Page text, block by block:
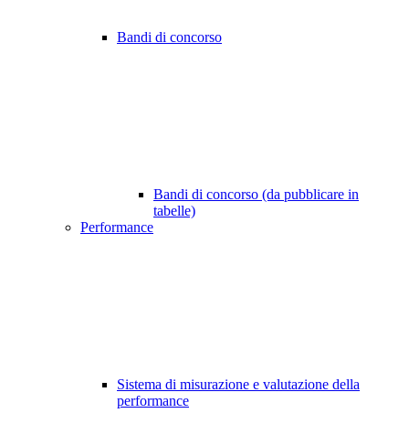
Bandi di concorso
Bandi di concorso (da pubblicare in
tabelle)
Performance
Sistema di misurazione e valutazione della
performance